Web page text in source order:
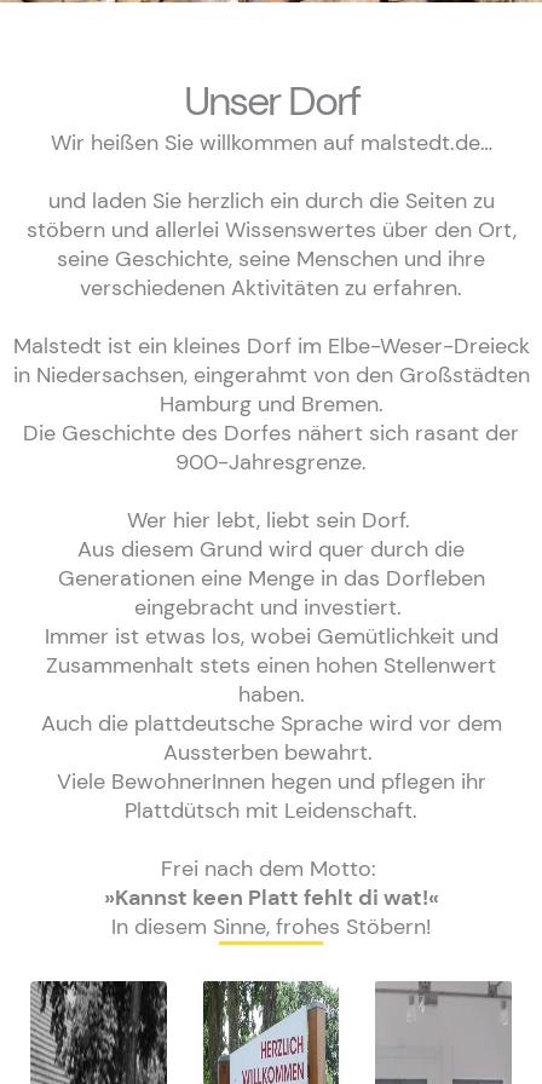
Unser Dorf
Wir heißen Sie willkommen auf malstedt.de…
und laden Sie herzlich ein durch die Seiten zu
stöbern und allerlei Wissenswertes über den Ort,
seine Geschichte, seine Menschen und ihre
verschiedenen Aktivitäten zu erfahren.
Malstedt ist ein kleines Dorf im Elbe-Weser-Dreieck
in Niedersachsen, eingerahmt von den Großstädten
Hamburg und Bremen.
Die Geschichte des Dorfes nähert sich rasant der
900-Jahresgrenze.
Wer hier lebt, liebt sein Dorf.
Aus diesem Grund wird quer durch die
Generationen eine Menge in das Dorfleben
eingebracht und investiert.
Immer ist etwas los, wobei Gemütlichkeit und
Zusammenhalt stets einen hohen Stellenwert
haben.
Auch die plattdeutsche Sprache wird vor dem
Aussterben bewahrt.
Viele BewohnerInnen hegen und pflegen ihr
Plattdütsch mit Leidenschaft.
Frei nach dem Motto:
»Kannst keen Platt fehlt di wat!«
In diesem Sinne, frohes Stöbern!